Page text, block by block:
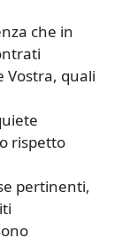
che in
Vostra, quali
rispetto
pertinenti,